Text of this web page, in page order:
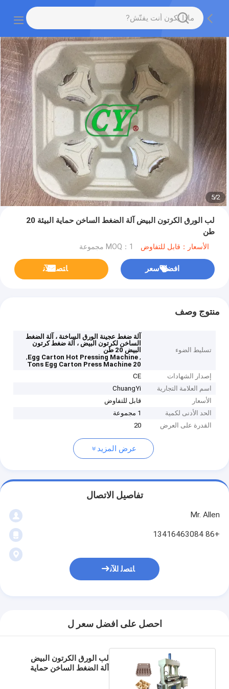
2
/
5
لب الورق الكرتون البيض آلة الضغط الساخن حماية البيئة 20
طن
الأسعار：قابل للتفاوض MOQ：1 مجموعة
افضل سعر ﺎﺘﺼﻟ ﺍﻶﻧ
منتوج وصف
تسليط الضوء
آلة ضغط عجينة الورق الساخنة ، آلة الضغط
الساخن لكرتون البيض ، آلة ضغط كرتون
البيض 20 طن
,
Egg Carton Hot Pressing Machine
,
20 Tons Egg Carton Press Machine
إصدار الشهادات
CE
اسم العلامة التجارية
ChuangYi
الأسعار
قابل للتفاوض
الحد الأدنى لكمية
1 مجموعة
القدرة على العرض
20
عرض المزيد
تفاصيل الاتصال
Mr. Allen
+86 13416463084
ﺎﺘﺼﻟ ﺍﻶﻧ
احصل على افضل سعر ل
لب الورق الكرتون البيض
آلة الضغط الساخن حماية